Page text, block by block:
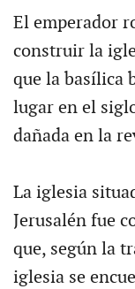
El emperador
construir la
que la basílica
lugar en el
dañada en la
La iglesia
Jerusalén fue
que, según la
iglesia se